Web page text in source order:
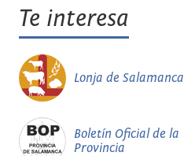
Te interesa
Lonja de Salamanca
Boletín Oficial de la
Provincia